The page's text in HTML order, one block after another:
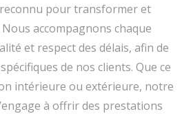
pour transformer et
accompagnons chaque
et respect des délais, afin de
de nos clients. Que ce
intérieure ou extérieure, notre
à offrir des prestations